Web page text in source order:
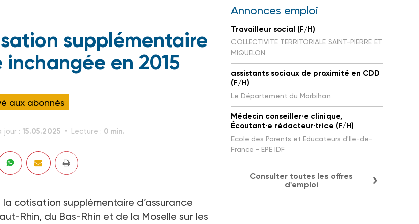
supplémentaire
inchangée en 2015
aux abonnés
jour : 15.05.2025 Lecture : 0 min.
cotisation supplémentaire d’assurance
Rhin, du Bas-Rhin et de la Moselle sur les
Annonces emploi
Travailleur social (F/H)
COLLECTIVITE TERRITORIALE SAINT-PIERRE ET
MIQUELON
assistants sociaux de proximité en CDD
(F/H)
Le Département du Morbihan
Médecin conseiller·e clinique,
Écoutant·e rédacteur·trice (F/H)
Ecole des Parents et Educateurs d'Ile-de-
France - EPE IDF
Consulter toutes les offres
d'emploi